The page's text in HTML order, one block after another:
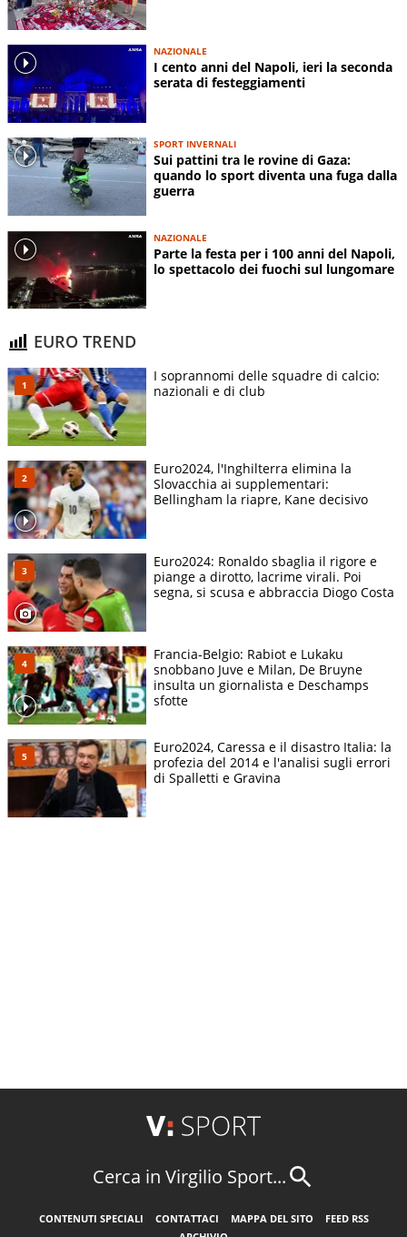
NAZIONALE
I cento anni del Napoli, ieri la seconda
serata di festeggiamenti
SPORT INVERNALI
Sui pattini tra le rovine di Gaza:
quando lo sport diventa una fuga dalla
guerra
NAZIONALE
Parte la festa per i 100 anni del Napoli,
lo spettacolo dei fuochi sul lungomare
EURO TREND
I soprannomi delle squadre di calcio:
nazionali e di club
Euro2024, l'Inghilterra elimina la
Slovacchia ai supplementari:
Bellingham la riapre, Kane decisivo
Euro2024: Ronaldo sbaglia il rigore e
piange a dirotto, lacrime virali. Poi
segna, si scusa e abbraccia Diogo Costa
Francia-Belgio: Rabiot e Lukaku
snobbano Juve e Milan, De Bruyne
insulta un giornalista e Deschamps
sfotte
Euro2024, Caressa e il disastro Italia: la
profezia del 2014 e l'analisi sugli errori
di Spalletti e Gravina
Cerca in Virgilio Sport...
CONTENUTI SPECIALI CONTATTACI MAPPA DEL SITO
FEED RSS